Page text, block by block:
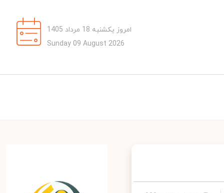
امروز یکشنبه 18 مرداد 1405
Sunday 09 August 2026